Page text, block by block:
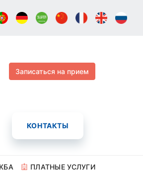
Записаться на прием
КОНТАКТЫ
ПЛАТНЫЕ УСЛУГИ